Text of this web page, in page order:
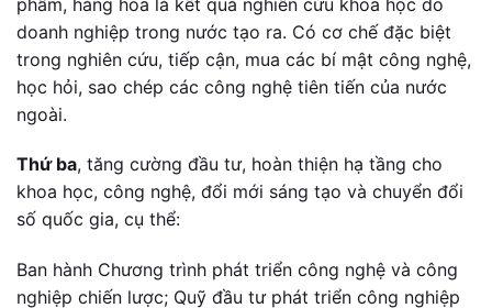
doanh nghiệp trong nước tạo ra. Có cơ chế đặc biệt
trong nghiên cứu, tiếp cận, mua các bí mật công nghệ,
học hỏi, sao chép các công nghệ tiên tiến của nước
ngoài.
Thứ ba, tăng cường đầu tư, hoàn thiện hạ tầng cho
khoa học, công nghệ, đổi mới sáng tạo và chuyển đổi
số quốc gia, cụ thể:
Ban hành Chương trình phát triển công nghệ và công
nghiệp chiến lược; Quỹ đầu tư phát triển công nghiệp